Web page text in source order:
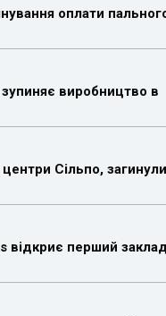
оплати
виробництво в
центри Сільпо, загинули
відкриє перший